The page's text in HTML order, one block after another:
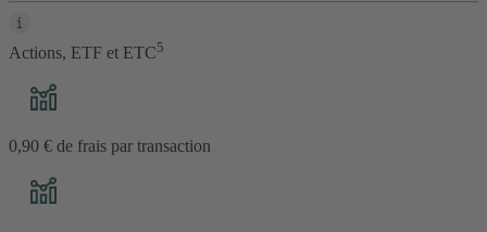
Actions, ETF et ETC5
0,90 € de frais par transaction